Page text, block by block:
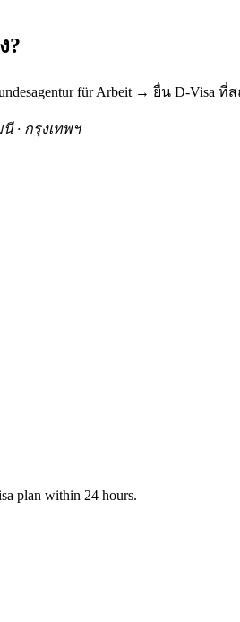
?
für Arbeit → ยื่น D-
· กรุงเทพฯ
plan within 24 hours.